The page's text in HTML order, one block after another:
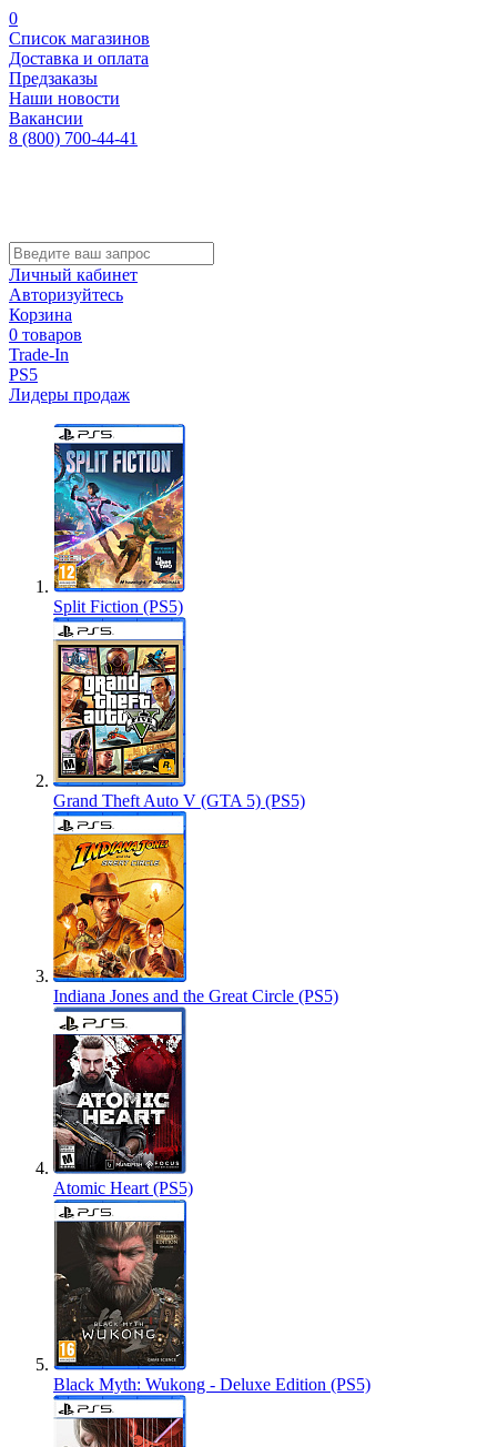
0
Список магазинов
Доставка и оплата
Предзаказы
Наши новости
Вакансии
8 (800) 700-44-41
Личный кабинет
Авторизуйтесь
Корзина
0 товаров
Trade-In
PS5
Лидеры продаж
Split Fiction (PS5)
Grand Theft Auto V (GTA 5) (PS5)
Indiana Jones and the Great Circle (PS5)
Atomic Heart (PS5)
Black Myth: Wukong - Deluxe Edition (PS5)